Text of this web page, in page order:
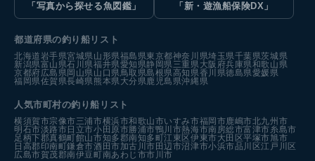
「写真から探せる魚図鑑」
「新・遊漁船保険DX」
都道府県の釣り船リスト
北海道岩手県宮城県山形県福島県東京都神奈川県埼玉県千葉県茨城県
新潟県富山県石川県福井県愛知県静岡県三重県大阪府兵庫県和歌山県
京都府広島県岡山県山口県鳥取県島根県高知県香川県徳島県愛媛県
福岡県佐賀県長崎県熊本県大分県鹿児島県沖縄県
人気市町村の釣り船リスト
横須賀市宗像市三浦市横浜市和歌山市いすみ市福岡市鹿嶋市北九州市
明石市淡路市 日立市小田原市勝浦市鴨川市熱海市南房総市富津市糸島市
足柄下郡真鶴町館山市知多郡南知多町江東区伊東市大田区平塚市旭市
日高郡印南町鎌倉市酒田市加古川市 田辺市沼津市小浜市品川区江戸川区
広島市賀茂郡南伊豆町南あわじ市市川市